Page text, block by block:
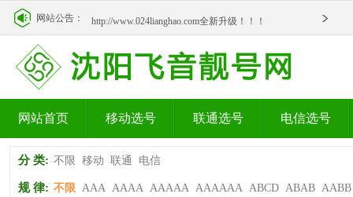
网站公告： http://www.024lianghao.com全新升级！！！
网站首页 移动选号 联通选号 电信选号
分 类: 不限 移动 联通 电信
规 律: 不限 AAA AAAA AAAAA AAAAAA ABCD ABAB AABB